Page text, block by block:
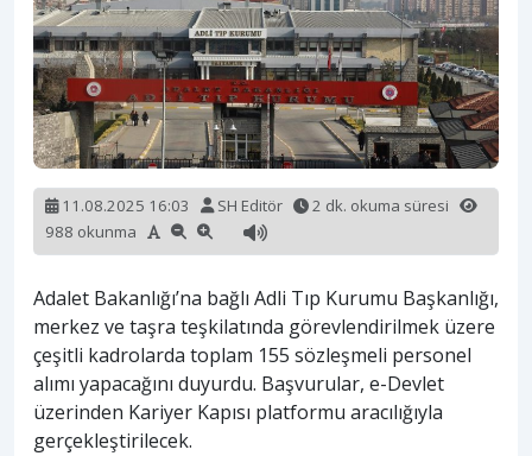
11.08.2025 16:03 SH Editör
2 dk. okuma süresi
988 okunma
Adalet Bakanlığı’na bağlı Adli Tıp Kurumu Başkanlığı,
merkez ve taşra teşkilatında görevlendirilmek üzere
çeşitli kadrolarda toplam 155 sözleşmeli personel
alımı yapacağını duyurdu. Başvurular, e-Devlet
üzerinden Kariyer Kapısı platformu aracılığıyla
gerçekleştirilecek.